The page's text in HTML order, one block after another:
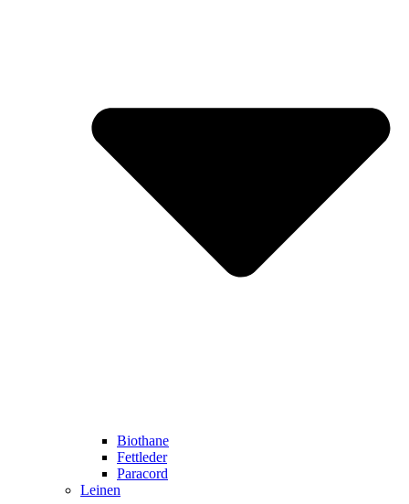
Biothane
Fettleder
Paracord
Leinen